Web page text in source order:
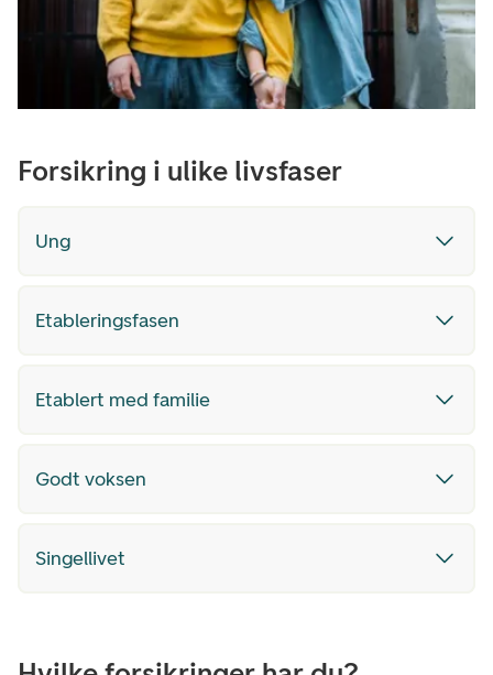
Forsikring i ulike livsfaser
Ung
Etableringsfasen
Etablert med familie
Godt voksen
Singellivet